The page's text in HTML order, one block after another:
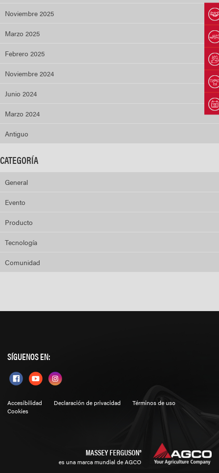
Noviembre 2025
Marzo 2025
Febrero 2025
Noviembre 2024
Junio 2024
Marzo 2024
Antiguo
CATEGORÍA
General
Evento
Producto
Tecnología
Comunidad
SÍGUENOS EN:
Accesibilidad Declaración de privacidad
Términos de uso
Cookies
MASSEY FERGUSON®
es una marca mundial de AGCO